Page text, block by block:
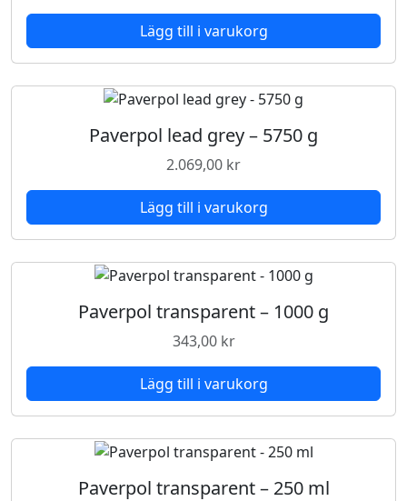
Lägg till i varukorg
Paverpol lead grey – 5750 g
2.069,00 kr
Lägg till i varukorg
Paverpol transparent – 1000 g
343,00 kr
Lägg till i varukorg
Paverpol transparent – 250 ml